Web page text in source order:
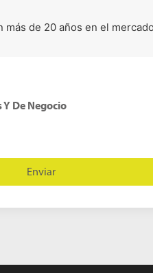
de 20 años en el mercado
De Negocio
Enviar